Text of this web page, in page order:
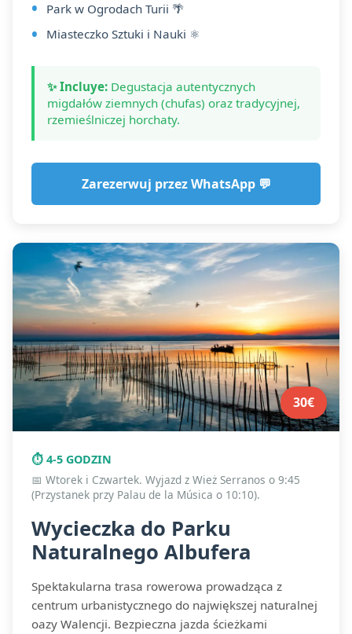
Park w Ogrodach Turii 🌴
Miasteczko Sztuki i Nauki ⚛️
✨ Incluye: Degustacja autentycznych
migdałów ziemnych (chufas) oraz tradycyjnej,
rzemieślniczej horchaty.
Zarezerwuj przez WhatsApp 💬
30€
⏱️ 4-5 GODZIN
📅 Wtorek i Czwartek. Wyjazd z Wież Serranos o 9:45
(Przystanek przy Palau de la Música o 10:10).
Wycieczka do Parku
Naturalnego Albufera
Spektakularna trasa rowerowa prowadząca z
centrum urbanistycznego do największej naturalnej
oazy Walencji. Bezpieczna jazda ścieżkami